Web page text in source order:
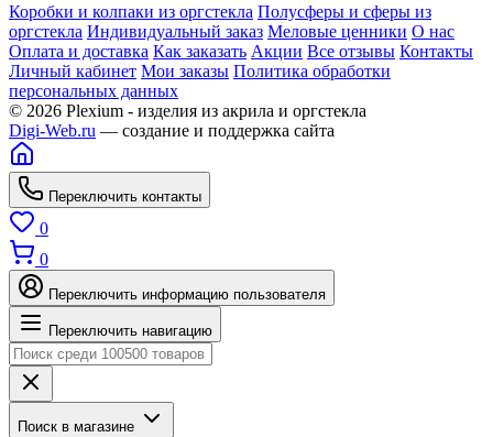
Коробки и колпаки из оргстекла Полусферы и сферы из
оргстекла Индивидуальный заказ Меловые ценники О нас
Оплата и доставка Как заказать Акции Все отзывы Контакты
Личный кабинет Мои заказы Политика обработки
персональных данных
© 2026 Plexium - изделия из акрила и оргстекла
Digi-Web.ru — создание и поддержка сайта
Переключить контакты
0
0
Переключить информацию пользователя
Переключить навигацию
Поиск в магазине